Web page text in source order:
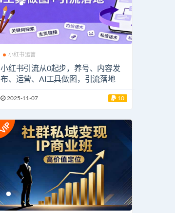
小红书运营
小红书引流从0起步，养号、内容发
布、运营、AI工具做图，引流落地
2025-11-07 10